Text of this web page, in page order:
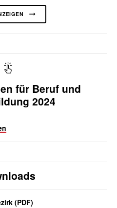
für Beruf und
2024
(PDF)